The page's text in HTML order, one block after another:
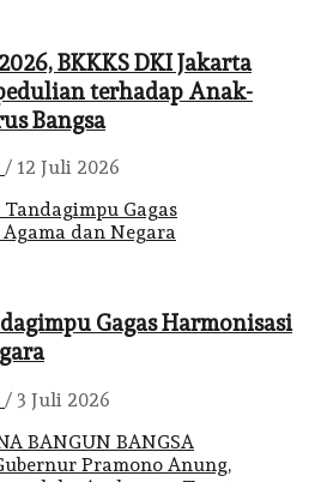
BKKKS DKI Jakarta
terhadap Anak-
Bangsa
/ 12 Juli 2026
Gagas Harmonisasi
/ 3 Juli 2026